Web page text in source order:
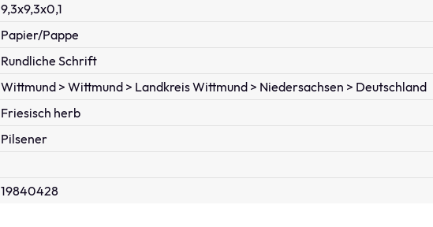
9,3x9,3x0,1
Papier/Pappe
Rundliche Schrift
Wittmund > Wittmund > Landkreis Wittmund > Niedersachsen > Deutschland
Friesisch herb
Pilsener
19840428